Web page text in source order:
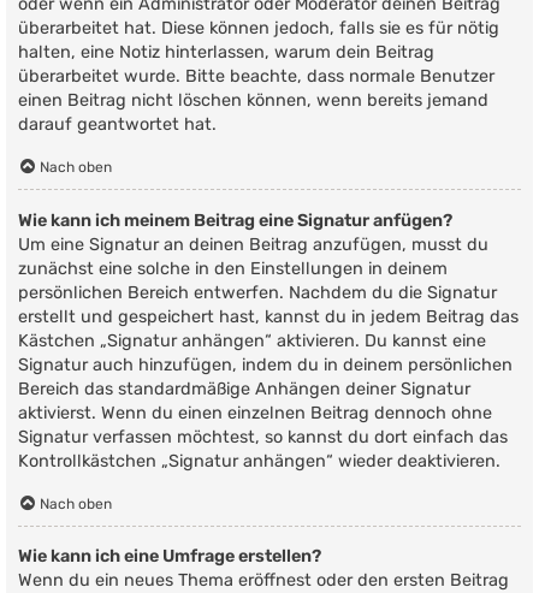
oder wenn ein Administrator oder Moderator deinen Beitrag
überarbeitet hat. Diese können jedoch, falls sie es für nötig
halten, eine Notiz hinterlassen, warum dein Beitrag
überarbeitet wurde. Bitte beachte, dass normale Benutzer
einen Beitrag nicht löschen können, wenn bereits jemand
darauf geantwortet hat.
Nach oben
Wie kann ich meinem Beitrag eine Signatur anfügen?
Um eine Signatur an deinen Beitrag anzufügen, musst du
zunächst eine solche in den Einstellungen in deinem
persönlichen Bereich entwerfen. Nachdem du die Signatur
erstellt und gespeichert hast, kannst du in jedem Beitrag das
Kästchen „Signatur anhängen“ aktivieren. Du kannst eine
Signatur auch hinzufügen, indem du in deinem persönlichen
Bereich das standardmäßige Anhängen deiner Signatur
aktivierst. Wenn du einen einzelnen Beitrag dennoch ohne
Signatur verfassen möchtest, so kannst du dort einfach das
Kontrollkästchen „Signatur anhängen“ wieder deaktivieren.
Nach oben
Wie kann ich eine Umfrage erstellen?
Wenn du ein neues Thema eröffnest oder den ersten Beitrag